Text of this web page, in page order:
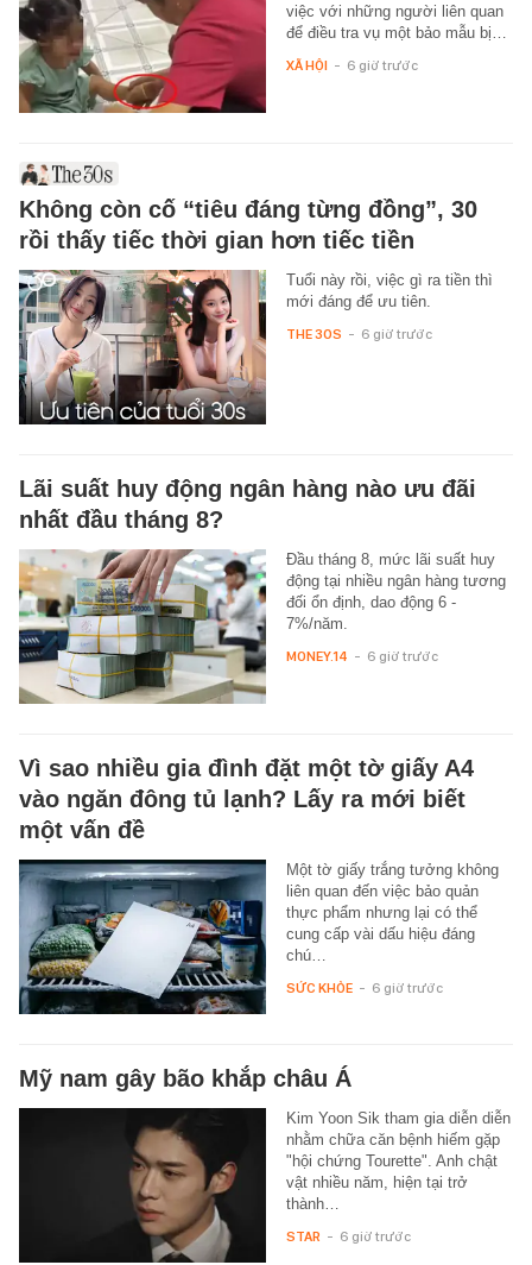
việc với những người liên quan
để điều tra vụ một bảo mẫu bị…
XÃ HỘI - 6 giờ trước
Không còn cố “tiêu đáng từng đồng”, 30
rồi thấy tiếc thời gian hơn tiếc tiền
Tuổi này rồi, việc gì ra tiền thì
mới đáng để ưu tiên.
THE 30S - 6 giờ trước
Lãi suất huy động ngân hàng nào ưu đãi
nhất đầu tháng 8?
Đầu tháng 8, mức lãi suất huy
động tại nhiều ngân hàng tương
đối ổn định, dao động 6 -
7%/năm.
MONEY.14 - 6 giờ trước
Vì sao nhiều gia đình đặt một tờ giấy A4
vào ngăn đông tủ lạnh? Lấy ra mới biết
một vấn đề
Một tờ giấy trắng tưởng không
liên quan đến việc bảo quản
thực phẩm nhưng lại có thể
cung cấp vài dấu hiệu đáng
chú…
SỨC KHỎE - 6 giờ trước
Mỹ nam gây bão khắp châu Á
Kim Yoon Sik tham gia diễn diễn
nhằm chữa căn bệnh hiếm gặp
"hội chứng Tourette". Anh chật
vật nhiều năm, hiện tại trở
thành…
STAR - 6 giờ trước